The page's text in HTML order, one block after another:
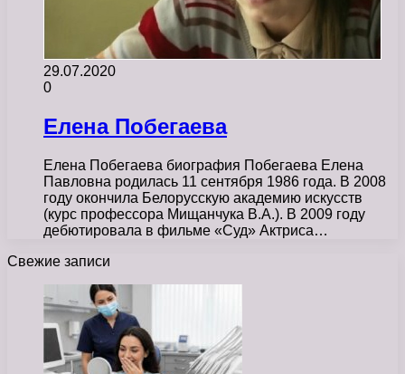
29.07.2020
0
Елена Побегаева
Елена Побегаева биография Побегаева Елена
Павловна родилась 11 сентября 1986 года. В 2008
году окончила Белорусскую академию искусств
(курс профессора Мищанчука В.А.). В 2009 году
дебютировала в фильме «Суд» Актриса…
Свежие записи